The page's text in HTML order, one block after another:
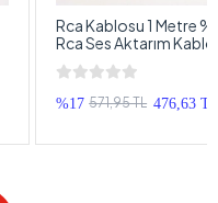
Rca Kablosu 1 Metre
Rca Ses Aktarım
1 Metre
%17 571,95 TL 476,63